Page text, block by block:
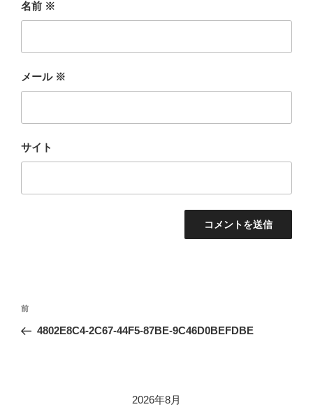
名前 ※
メール ※
サイト
投
ナ
前
の
前
4802E8C4-2C67-44F5-87BE-9C46D0BEFDBE
2026年8月